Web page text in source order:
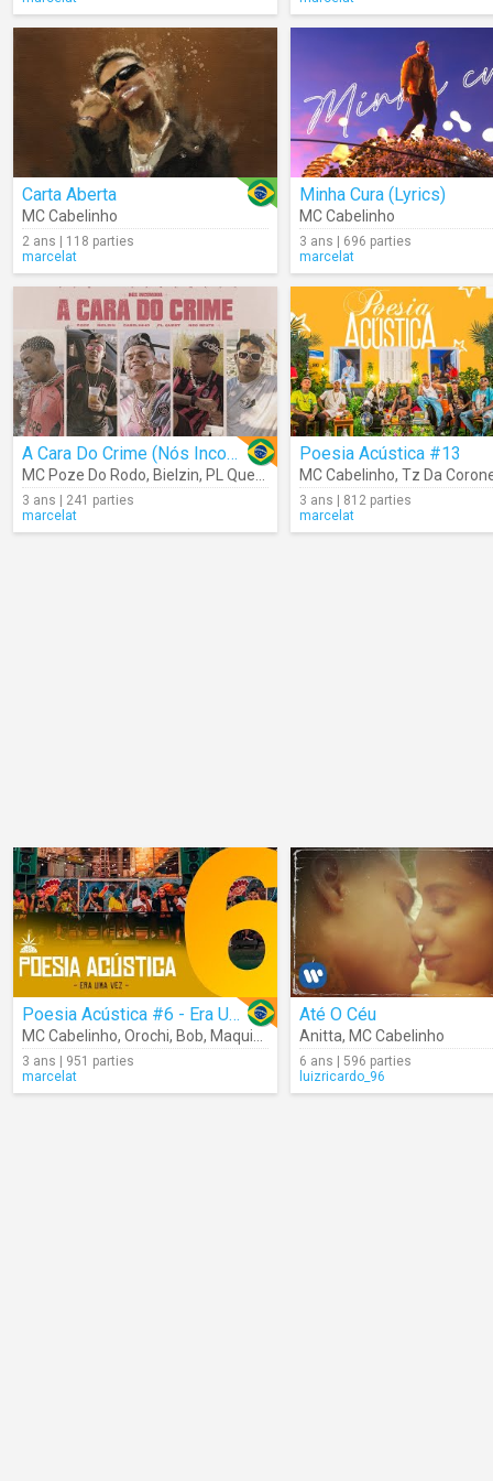
Carta Aberta
MC Cabelinho
2 ans | 118 parties
marcelat
Minha Cura (Lyrics)
MC Cabelinho
3 ans | 696 parties
marcelat
A Cara Do Crime (Nós Incomoda)
MC Poze Do Rodo, Bielzin, PL Quest MC Cabelinho
3 ans | 241 parties
marcelat
Poesia Acústica #13
MC Cabelinho, Tz Da
3 ans | 812 parties
marcelat
Poesia Acústica #6 - Era Uma Vez
MC Cabelinho, Orochi, Bob, Maquiny Azzy,Filipe Ret,Dudu,Xamã
3 ans | 951 parties
marcelat
Até O Céu
Anitta, MC Cabelinho
6 ans | 596 parties
luizricardo_96